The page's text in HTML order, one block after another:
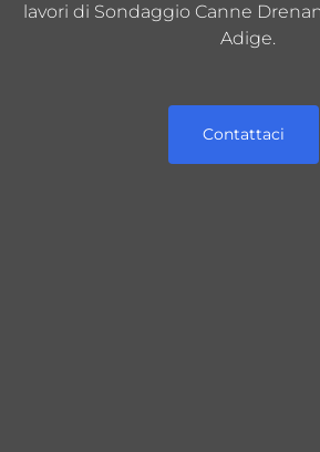
lavori di Sondaggio Canne
Adige.
Contattaci